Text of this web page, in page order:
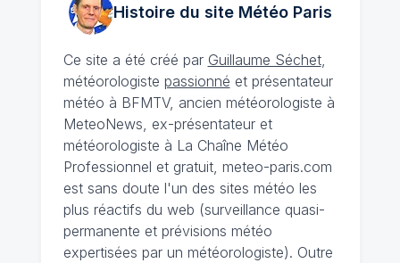
Histoire du site MétéoParis
Ce site a été créé par Guillaume Séchet,
météorologiste passionné et présentateur
météo à BFMTV, ancien météorologiste à
MeteoNews, ex-présentateur et
météorologiste à La Chaîne Météo
Professionnel et gratuit, meteo-paris.com
est sans doute l'un des sites météo les
plus réactifs du web (surveillance quasi-
permanente et prévisions météo
expertisées par un météorologiste). Outre